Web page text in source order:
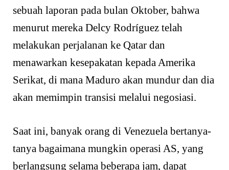
sebuah laporan pada bulan Oktober, bahwa
menurut mereka Delcy Rodríguez telah
melakukan perjalanan ke Qatar dan
menawarkan kesepakatan kepada Amerika
Serikat, di mana Maduro akan mundur dan dia
akan memimpin transisi melalui negosiasi.
Saat ini, banyak orang di Venezuela bertanya-
tanya bagaimana mungkin operasi AS, yang
berlangsung selama beberapa jam, dapat